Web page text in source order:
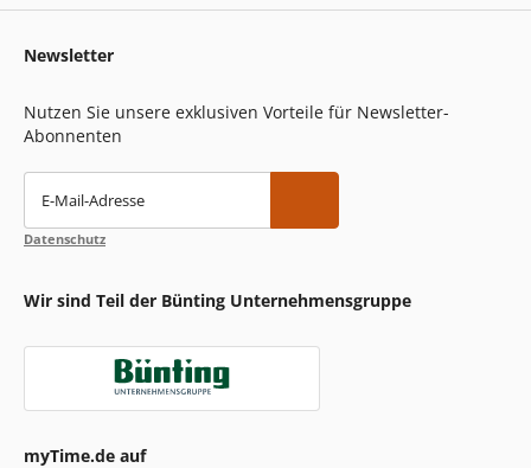
Newsletter
Nutzen Sie unsere exklusiven Vorteile für Newsletter-
Abonnenten
E-Mail-Adresse
Datenschutz
Wir sind Teil der Bünting Unternehmensgruppe
myTime.de auf